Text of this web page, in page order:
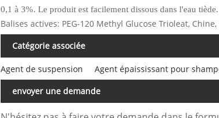
0,1 à 3%. Le produit est facilement dissous dans l'eau tiède.
Balises actives: PEG-120 Methyl Glucose Trioleat,
Catégorie associée
Agent de suspension Agent épaississant pour
envoyer une demande